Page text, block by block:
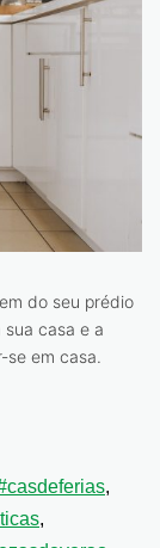
do seu prédio
casa e a
em casa.
,
,